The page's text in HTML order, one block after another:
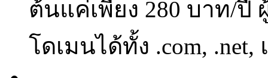
ต้นแค่เพียง 280 บาท/ปี
โดเมนได้ทั้ง .com,